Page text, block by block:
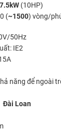
7.5kW (10HP)
(~1500) vòng/
50Hz
IE2
năng để ngoài
Đài Loan